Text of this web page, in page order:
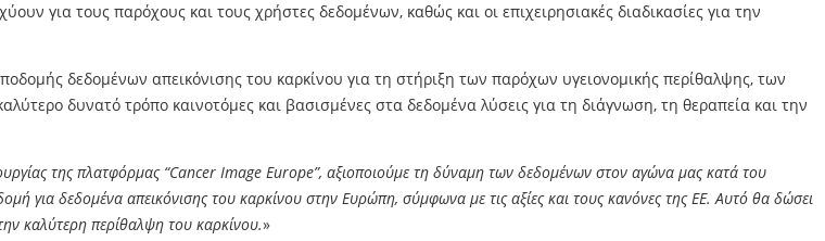
για τους παρόχους και τους χρήστες δεδομένων, καθώς και οι επιχειρησιακές διαδικασίες για την
δεδομένων απεικόνισης του καρκίνου για τη στήριξη των παρόχων υγειονομικής περίθαλψης, των
δυνατό τρόπο καινοτόμες και βασισμένες στα δεδομένα λύσεις για τη διάγνωση, τη θεραπεία και την
της πλατφόρμας “Cancer Image Europe”, αξιοποιούμε τη δύναμη των δεδομένων στον αγώνα μας κατά του
για δεδομένα απεικόνισης του καρκίνου στην Ευρώπη, σύμφωνα με τις αξίες και τους κανόνες της ΕΕ. Αυτό θα δώσει
καλύτερη περίθαλψη του καρκίνου.»